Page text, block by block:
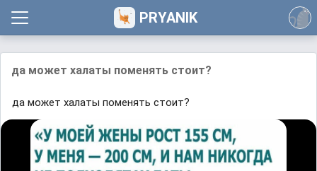
PRYANIK
да может халаты поменять стоит?
да может халаты поменять стоит?